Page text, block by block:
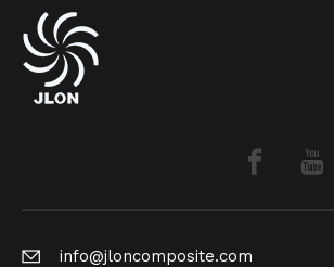
info@jloncomposite.com